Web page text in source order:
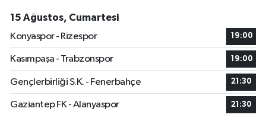
15 Ağustos, Cumartesi
Konyaspor - Rizespor
19:00
Kasımpaşa - Trabzonspor 19:00
Gençlerbirliği S.K. - Fenerbahçe 21:30
Gaziantep FK - Alanyaspor 21:30